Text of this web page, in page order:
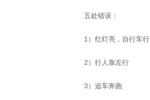
五处错误：
1）红灯亮，自行车行
2）行人靠左行
3）追车奔跑